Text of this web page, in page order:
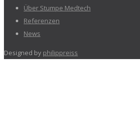
Über Stumpe Medtech
Referenzen
News
Designed by philippreiss